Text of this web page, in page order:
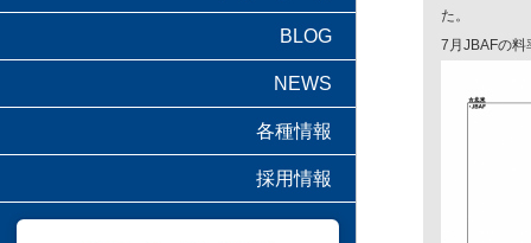
BLOG
NEWS
各種情報
採用情報
た。
7月JBAFの料